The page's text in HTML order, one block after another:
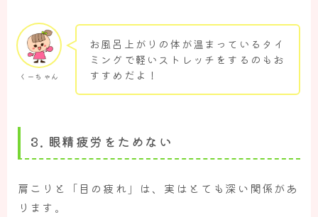
くーちゃん
お風呂上がりの体が温まっているタイ
ミングで軽いストレッチをするのもお
すすめだよ！
3. 眼精疲労をためない
肩こりと「目の疲れ」は、実はとても深い関係があ
ります。